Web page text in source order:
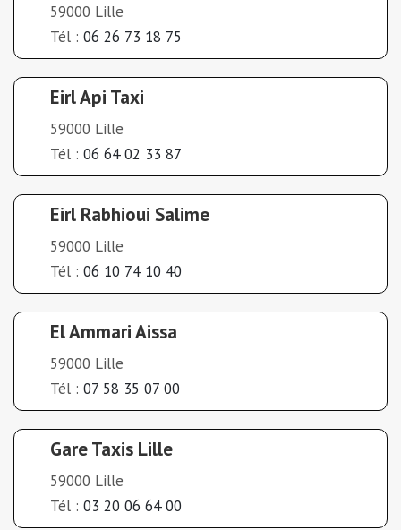
59000 Lille
Tél : 06 26 73 18 75
Eirl Api Taxi
59000 Lille
Tél : 06 64 02 33 87
Eirl Rabhioui Salime
59000 Lille
Tél : 06 10 74 10 40
El Ammari Aissa
59000 Lille
Tél : 07 58 35 07 00
Gare Taxis Lille
59000 Lille
Tél : 03 20 06 64 00